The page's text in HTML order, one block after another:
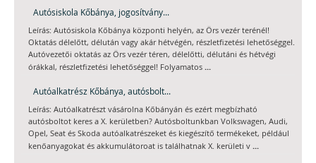
Autósiskola Kőbánya, jogosítvány...
Leírás: Autósiskola Kőbánya központi helyén, az Örs vezér terénél!
Oktatás délelőtt, délután vagy akár hétvégén, részletfizetési lehetőséggel.
Autóvezetői oktatás az Örs vezér téren, délelőtti, délutáni és hétvégi
órákkal, részletfizetési lehetőséggel! Folyamatos ...
Autóalkatrész Kőbánya, autósbolt...
Leírás: Autóalkatrészt vásárolna Kőbányán és ezért megbízható
autósboltot keres a X. kerületben? Autósboltunkban Volkswagen, Audi,
Opel, Seat és Skoda autóalkatrészeket és kiegészítő termékeket, például
kenőanyagokat és akkumulátoroat is találhatnak X. kerületi v ...